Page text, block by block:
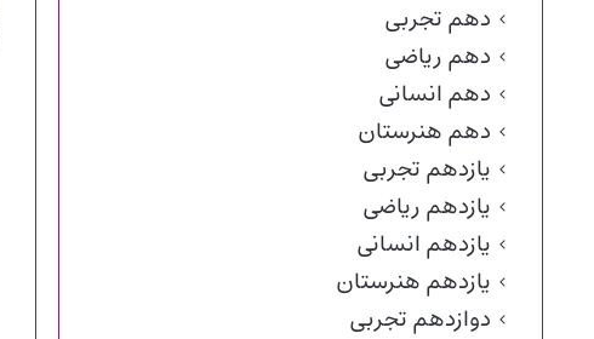
دهم تجربی
دهم ریاضی
دهم انسانی
دهم هنرستان
یازدهم تجربی
یازدهم ریاضی
یازدهم انسانی
یازدهم هنرستان
دوازدهم تجربی